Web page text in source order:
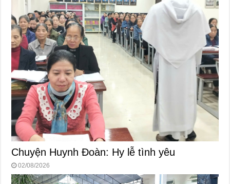
Chuyện Huynh Đoàn: Hy lễ tình yêu
02/08/2026